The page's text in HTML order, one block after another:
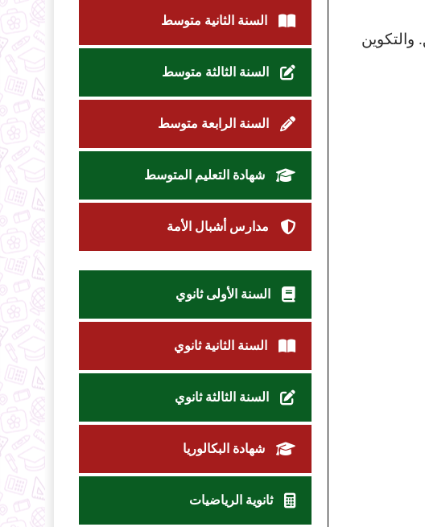
والتكوين
السنة الثانية متوسط
السنة الثالثة متوسط
السنة الرابعة متوسط
شهادة التعليم المتوسط
مدارس أشبال الأمة
السنة الأولى ثانوي
السنة الثانية ثانوي
السنة الثالثة ثانوي
شهادة البكالوريا
ثانوية الرياضيات